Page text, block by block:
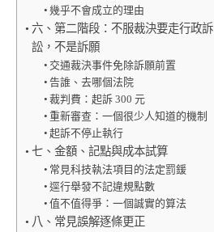
幾乎不會成立的理由
六、第二階段：不服裁決要走行政訴
訟，不是訴願
交通裁決事件免除訴願前置
告誰、去哪個法院
裁判費：起訴 300 元
重新審查：一個很少人知道的機制
起訴不停止執行
七、金額、記點與成本試算
常見科技執法項目的法定罰鍰
逕行舉發不記違規點數
值不值得爭：一個誠實的算法
八、常見誤解逐條更正